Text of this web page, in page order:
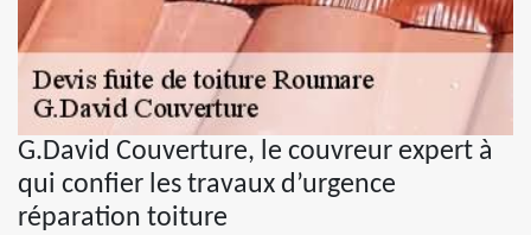
G.David Couverture, le couvreur expert à
qui confier les travaux d’urgence
réparation toiture